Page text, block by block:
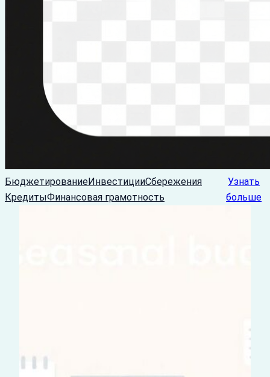
БюджетированиеИнвестицииСбережения
КредитыФинансовая грамотность
Узнать
больше